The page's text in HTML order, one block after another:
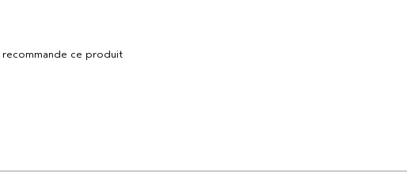
recommande ce produit